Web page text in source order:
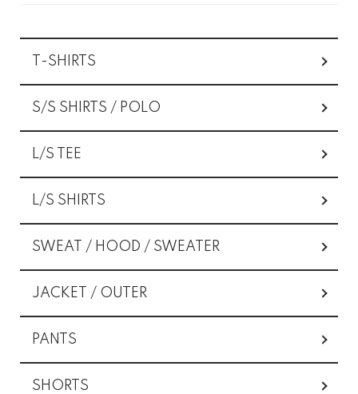
カテゴリー一覧
T-SHIRTS
S/S SHIRTS / POLO
L/S TEE
L/S SHIRTS
SWEAT / HOOD / SWEATER
JACKET / OUTER
PANTS
SHORTS